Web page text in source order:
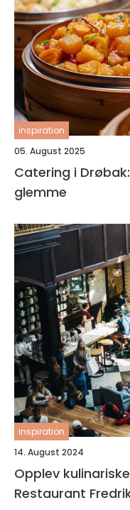
inspiration
05. August 2025
Catering i
glemme
inspiration
14. August 2024
Opplev
Restaurant